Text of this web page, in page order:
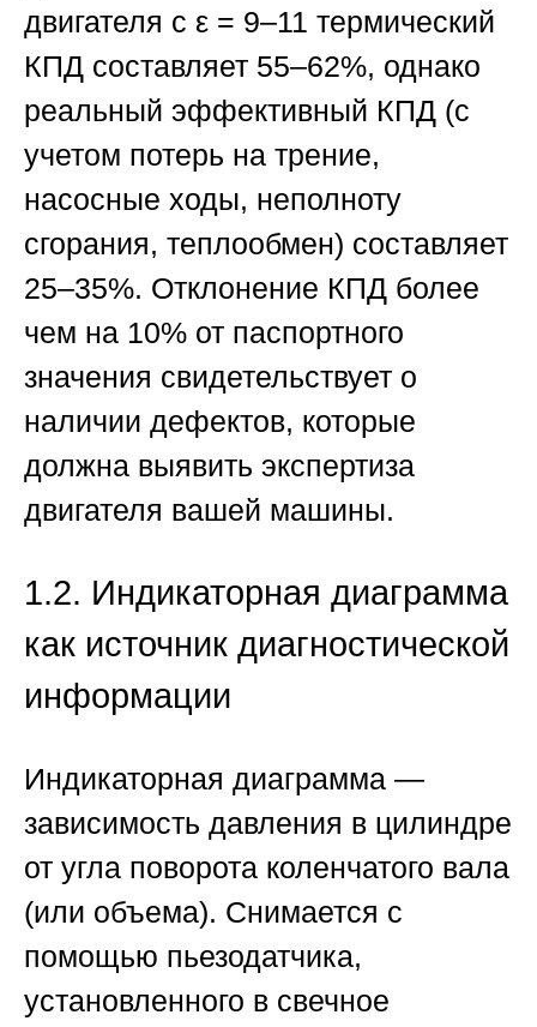
двигателя с ε = 9–11 термический
КПД составляет 55–62%, однако
реальный эффективный КПД (с
учетом потерь на трение,
насосные ходы, неполноту
сгорания, теплообмен) составляет
25–35%. Отклонение КПД более
чем на 10% от паспортного
значения свидетельствует о
наличии дефектов, которые
должна выявить экспертиза
двигателя вашей машины.
1.2. Индикаторная диаграмма
как источник диагностической
информации
Индикаторная диаграмма —
зависимость давления в цилиндре
от угла поворота коленчатого вала
(или объема). Снимается с
помощью пьезодатчика,
установленного в свечное